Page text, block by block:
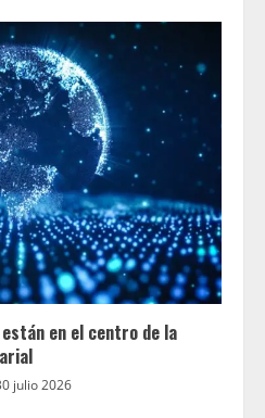
en el centro de la
julio 2026